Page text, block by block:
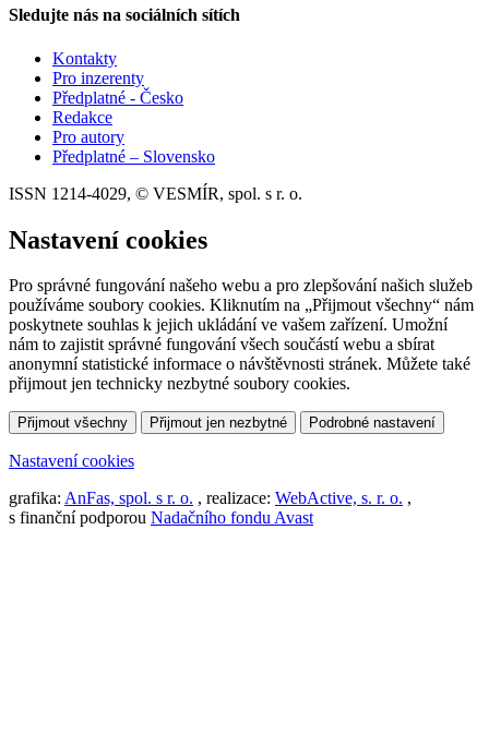
Sledujte nás na sociálních sítích
Kontakty
Pro inzerenty
Předplatné - Česko
Redakce
Pro autory
Předplatné – Slovensko
ISSN 1214-4029, © VESMÍR, spol. s r. o.
Nastavení cookies
Pro správné fungování našeho webu a pro zlepšování našich služeb
používáme soubory cookies. Kliknutím na „Přijmout všechny“ nám
poskytnete souhlas k jejich ukládání ve vašem zařízení. Umožní
nám to zajistit správné fungování všech součástí webu a sbírat
anonymní statistické informace o návštěvnosti stránek. Můžete také
přijmout jen technicky nezbytné soubory cookies.
Přijmout všechny Přijmout jen nezbytné Podrobné nastavení
Nastavení cookies
grafika: AnFas, spol. s r. o. , realizace: WebActive, s. r. o. ,
s finanční podporou Nadačního fondu Avast